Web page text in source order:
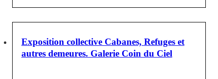
22 FÉVRIER 2025
Exposition collective Cabanes, Refuges et
autres demeures. Galerie Coin du Ciel